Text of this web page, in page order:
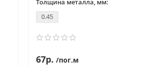
Толщина металла, мм:
0.45
67р. /пог.м